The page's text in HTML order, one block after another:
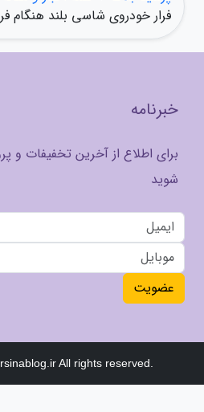
فرار خودروی شاسی بلند هنگام
خبرنامه
برای اطلاع از آخرین تخفیفات و
شوید
عضویت
All rights reserved.